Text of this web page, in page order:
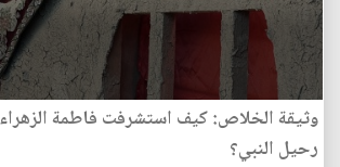
وثيقة الخلاص: كيف استشرفت فاطمة الزهراء
رحيل النبي؟